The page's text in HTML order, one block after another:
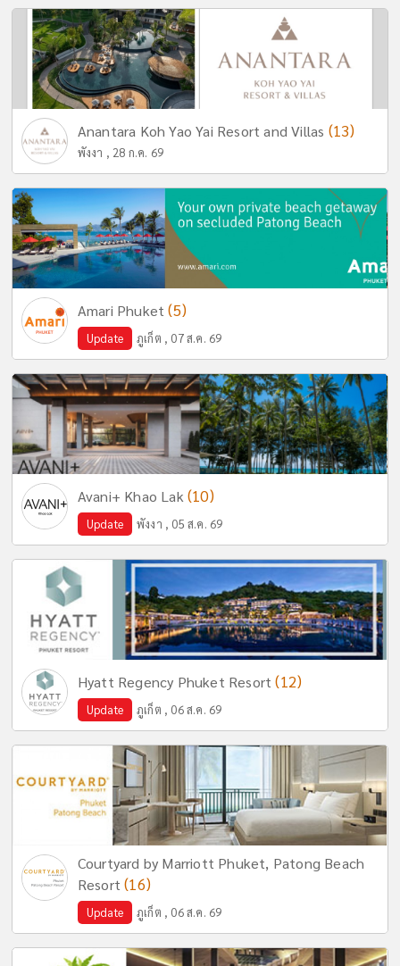
Anantara Koh Yao Yai Resort and Villas (13)
พังงา , 28 ก.ค. 69
Amari Phuket(5)
Update ภูเก็ต , 07 ส.ค. 69
Avani+ Khao Lak (10)
Update พังงา , 05 ส.ค. 69
Hyatt Regency Phuket Resort(12)
Update ภูเก็ต , 06 ส.ค. 69
Courtyard by Marriott Phuket, Patong Beach
Resort(16)
Update ภูเก็ต , 06 ส.ค. 69